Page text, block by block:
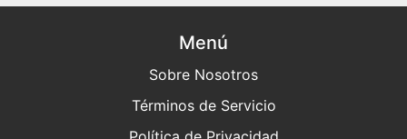
Menú
Sobre Nosotros
Términos de Servicio